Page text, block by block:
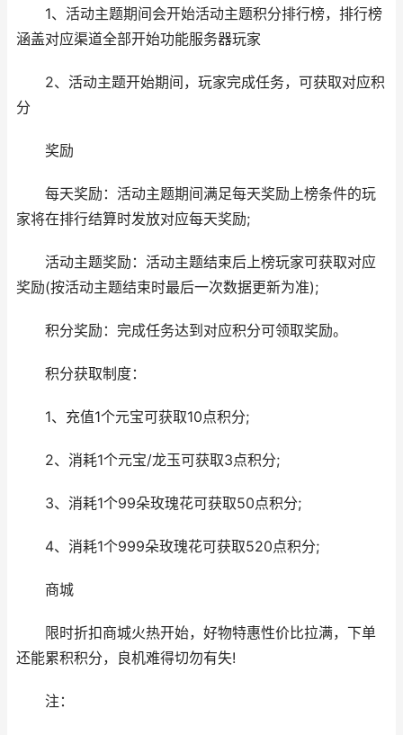
1、活动主题期间会开始活动主题积分排行榜，排行榜
涵盖对应渠道全部开始功能服务器玩家
2、活动主题开始期间，玩家完成任务，可获取对应积
分
奖励
每天奖励：活动主题期间满足每天奖励上榜条件的玩
家将在排行结算时发放对应每天奖励;
活动主题奖励：活动主题结束后上榜玩家可获取对应
奖励(按活动主题结束时最后一次数据更新为准);
积分奖励：完成任务达到对应积分可领取奖励。
积分获取制度：
1、充值1个元宝可获取10点积分;
2、消耗1个元宝/龙玉可获取3点积分;
3、消耗1个99朵玫瑰花可获取50点积分;
4、消耗1个999朵玫瑰花可获取520点积分;
商城
限时折扣商城火热开始，好物特惠性价比拉满，下单
还能累积积分，良机难得切勿有失!
注：